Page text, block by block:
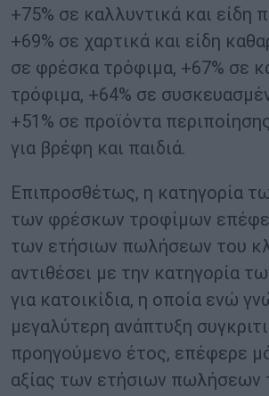
+75% σε καλλυντικά και είδη
+69% σε χαρτικά και είδη
σε φρέσκα τρόφιμα, +67% σε
τρόφιμα, +64% σε
+51% σε προϊόντα
για βρέφη και παιδιά.
Επιπροσθέτως, η κατηγορία
των φρέσκων τροφίμων
των ετήσιων πωλήσεων του
αντιθέσει με την κατηγορία
για κατοικίδια, η οποία ενώ
μεγαλύτερη ανάπτυξη
προηγούμενο έτος, επέφερε
αξίας των ετήσιων πωλήσεων